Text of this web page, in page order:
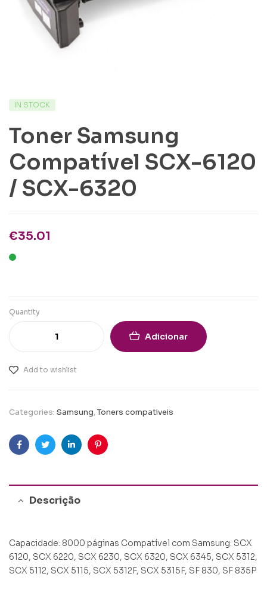
IN STOCK
Toner Samsung
Compatível SCX-6120
/ SCX-6320
€35.01
Quantity
Adicionar
Add to wishlist
Categories: Samsung,Toners compativeis
FacebookTwitterLinkedinPinterest
Descrição
Capacidade: 8000 páginas Compatível com Samsung: SCX
6120, SCX 6220, SCX 6230, SCX 6320, SCX 6345, SCX 5312,
SCX 5112, SCX 5115, SCX 5312F, SCX 5315F, SF 830, SF 835P